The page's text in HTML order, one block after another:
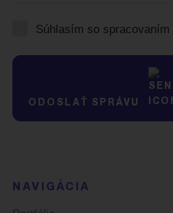
Súhlasím so spracovaním
ODOSLAŤ SPRÁVU
NAVIGÁCIA